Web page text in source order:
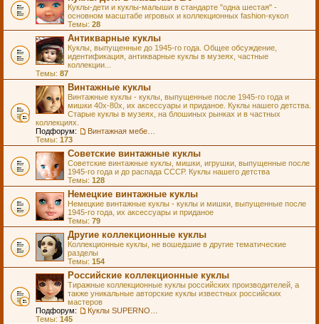
Куклы-дети и куклы-малыши в стандарте "одна шестая" -
основном масштабе игровых и коллекционных fashion-кукол
Темы: 28
Антикварные куклы
Куклы, выпущенные до 1945-го года. Общее обсуждение,
идентификация, антикварные куклы в музеях, частные
коллекции...
Темы: 87
Винтажные куклы
Винтажные куклы - куклы, выпущенные после 1945-го года и
мишки 40х-80х, их аксессуары и приданое. Куклы нашего детства.
Старые куклы в музеях, на блошиных рынках и в частных
коллекциях.
Подфорум:
Темы: 173
Советские винтажные куклы
Советские винтажные куклы, мишки, игрушки, выпущенные после
1945-го года и до распада СССР. Куклы нашего детства
Темы: 128
Немецкие винтажные куклы
Немецкие винтажные куклы - куклы и мишки, выпущенные после
1945-го года, их аксессуары и приданое
Темы: 79
Другие коллекционные куклы
Коллекционные куклы, не вошедшие в другие тематические
разделы
Темы: 154
Российские коллекционные куклы
Тиражные коллекционные куклы российских производителей, а
также уникальные авторские куклы известных российских
мастеров
Подфорум:
Темы: 145